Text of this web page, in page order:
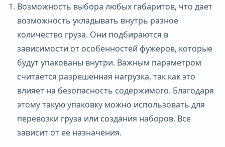
Возможность выбора любых габаритов, что дает
возможность укладывать внутрь разное
количество груза. Они подбираются в
зависимости от особенностей фужеров, которые
будут упакованы внутри. Важным параметром
считается разрешенная нагрузка, так как это
влияет на безопасность содержимого. Благодаря
этому такую упаковку можно использовать для
перевозки груза или создания наборов. Все
зависит от ее назначения.